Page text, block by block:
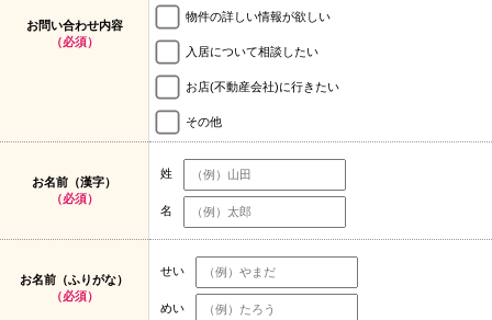
お問い合わせ内容
（必須）
物件の詳しい情報が欲しい
入居について相談したい
お店(不動産会社)に行きたい
その他
お名前（漢字）
（必須）
姓
名
お名前（ふりがな）
（必須）
せい
めい